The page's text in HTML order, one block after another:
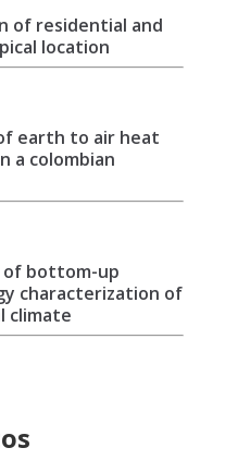
of residential and
location
earth to air heat
a colombian
of bottom-up
characterization of
climate